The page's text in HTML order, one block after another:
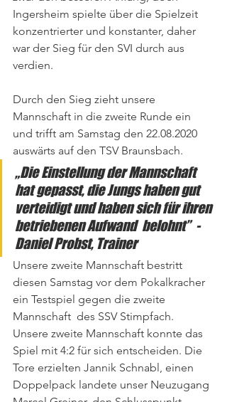
Ingersheim spielte über die Spielzeit
konzentrierter und konstanter, daher
war der Sieg für den SVI durch aus
verdien.
Durch den Sieg zieht unsere
Mannschaft in die zweite Runde ein
und trifft am Samstag den 22.08.2020
auswärts auf den TSV Braunsbach.
„Die Einstellung der Mannschaft
hat gepasst, die Jungs haben gut
verteidigt und haben sich für ihren
betriebenen Aufwand  belohnt”  -
Daniel Probst, Trainer
Unsere zweite Mannschaft bestritt
diesen Samstag vor dem Pokalkracher
ein Testspiel gegen die zweite
Mannschaft  des SSV Stimpfach.
Unsere zweite Mannschaft konnte das
Spiel mit 4:2 für sich entscheiden. Die
Tore erzielten Jannik Schnabl, einen
Doppelpack landete unser Neuzugang